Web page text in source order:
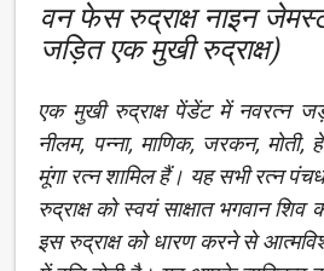
वन फेस रुद्राक्ष नाइन
जड़ित एक मुखी रुद्राक्ष)
एक मुखी रुद्राक्ष पेंडेंट में नवरत्न
नीलम, पन्ना, माणिक, जरकन, मोती,
मूंगा रत्न शामिल हैं। यह सभी रत्न
रुद्राक्ष को स्वयं साक्षात भगवान शिव
इस रुद्राक्ष को धारण करने से